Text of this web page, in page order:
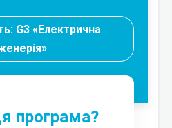
G3 «Електрична
програма?